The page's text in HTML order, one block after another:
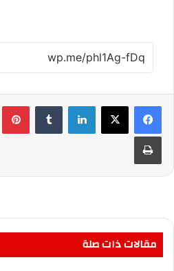
لينكدإن
طباعة
مقالات ذات صلة